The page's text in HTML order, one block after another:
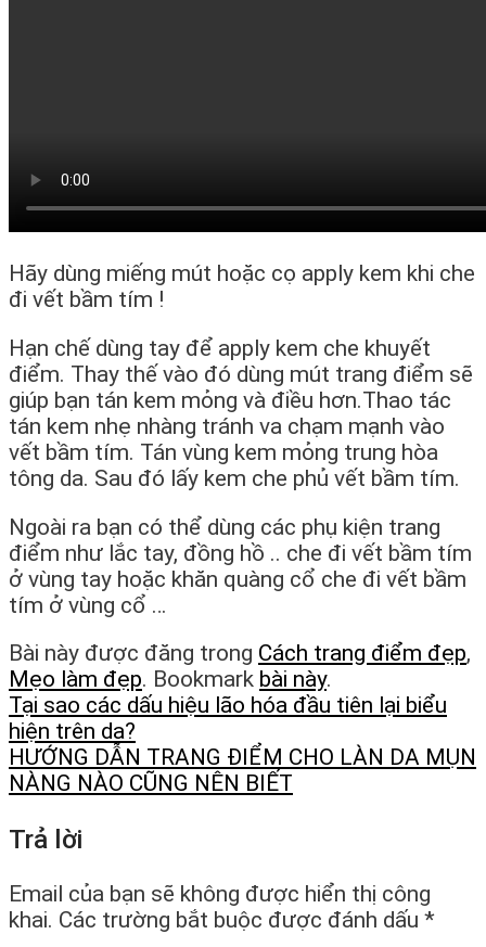
Hãy dùng miếng mút hoặc cọ apply kem khi che
đi vết bầm tím !
Hạn chế dùng tay để apply kem che khuyết
điểm. Thay thế vào đó dùng mút trang điểm sẽ
giúp bạn tán kem mỏng và điều hơn.Thao tác
tán kem nhẹ nhàng tránh va chạm mạnh vào
vết bầm tím. Tán vùng kem mỏng trung hòa
tông da. Sau đó lấy kem che phủ vết bầm tím.
Ngoài ra bạn có thể dùng các phụ kiện trang
điểm như lắc tay, đồng hồ .. che đi vết bầm tím
ở vùng tay hoặc khăn quàng cổ che đi vết bầm
tím ở vùng cổ …
Bài này được đăng trong Cách trang điểm đẹp,
Mẹo làm đẹp. Bookmark bài này.
Tại sao các dấu hiệu lão hóa đầu tiên lại biểu
hiện trên da?
HƯỚNG DẪN TRANG ĐIỂM CHO LÀN DA MỤN
NÀNG NÀO CŨNG NÊN BIẾT
Trả lời
Email của bạn sẽ không được hiển thị công
khai. Các trường bắt buộc được đánh dấu *